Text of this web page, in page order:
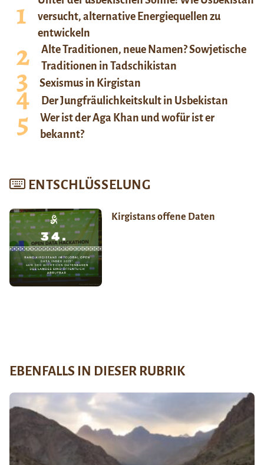
versucht, alternative Energiequellen zu
entwickeln
Alte Traditionen, neue Namen? Sowjetische
Traditionen in Tadschikistan
Sexismus in Kirgistan
Der Jungfräulichkeitskult in Usbekistan
Wer ist der Aga Khan und wofür ist er
bekannt?
ENTSCHLÜSSELUNG
Kirgistans offene Daten
EBENFALLS IN DIESER RUBRIK